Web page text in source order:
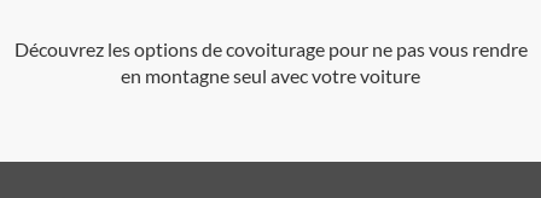
Découvrez les options de covoiturage pour ne pas vous rendre
en montagne seul avec votre voiture